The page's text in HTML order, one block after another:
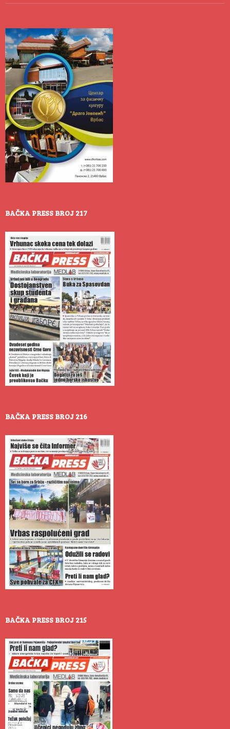
BAČKA PRESS BROJ 217
BAČKA PRESS BROJ 216
BAČKA PRESS BROJ 215